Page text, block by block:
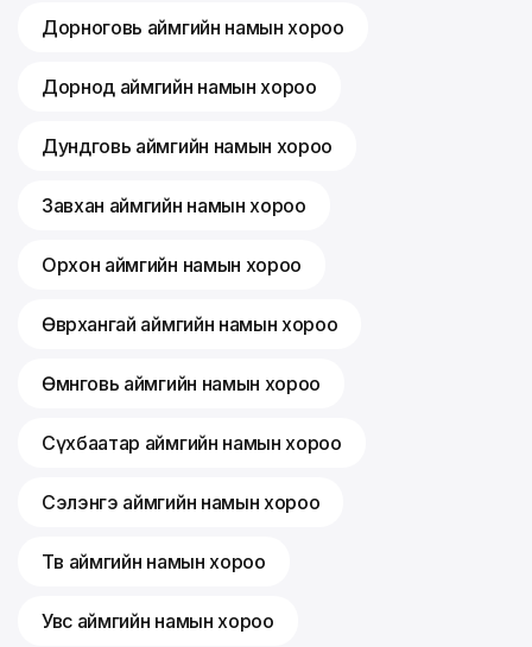
Дорноговь аймгийн намын хороо
Дорнод аймгийн намын хороо
Дундговь аймгийн намын хороо
Завхан аймгийн намын хороо
Орхон аймгийн намын хороо
Өвөрхангай аймгийн намын хороо
Өмнөговь аймгийн намын хороо
Сүхбаатар аймгийн намын хороо
Сэлэнгэ аймгийн намын хороо
Төв аймгийн намын хороо
Увс аймгийн намын хороо